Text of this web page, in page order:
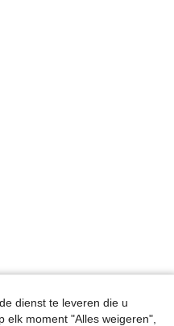
dienst te leveren die u
moment "Alles weigeren",